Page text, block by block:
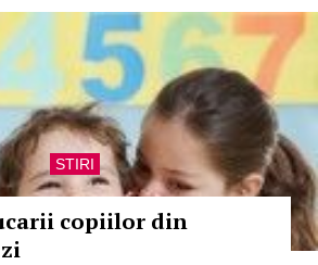
STIRI
copiilor din